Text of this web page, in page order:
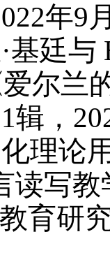
年9
基廷与
爱尔兰
辑，
理论
写教
育研